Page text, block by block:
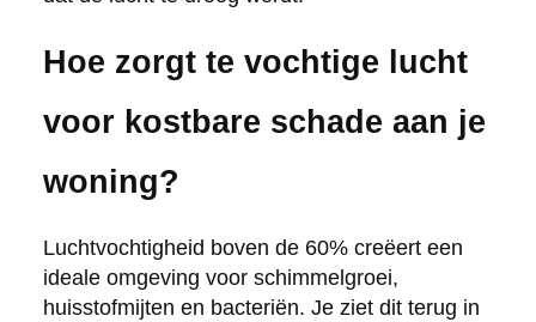
Hoe zorgt te vochtige lucht
voor kostbare schade aan je
woning?
Luchtvochtigheid boven de 60% creëert een
ideale omgeving voor schimmelgroei,
huisstofmijten en bacteriën. Je ziet dit terug in